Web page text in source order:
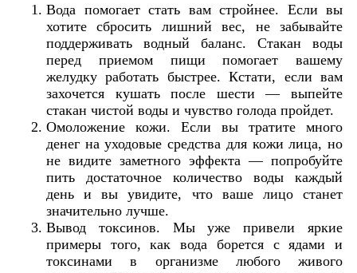
Вода помогает стать вам стройнее. Если вы
хотите сбросить лишний вес, не забывайте
поддерживать водный баланс. Стакан воды
перед приемом пищи помогает вашему
желудку работать быстрее. Кстати, если вам
захочется кушать после шести — выпейте
стакан чистой воды и чувство голода пройдет.
Омоложение кожи. Если вы тратите много
денег на уходовые средства для кожи лица, но
не видите заметного эффекта — попробуйте
пить достаточное количество воды каждый
день и вы увидите, что ваше лицо станет
значительно лучше.
Вывод токсинов. Мы уже привели яркие
примеры того, как вода борется с ядами и
токсинами в организме любого живого